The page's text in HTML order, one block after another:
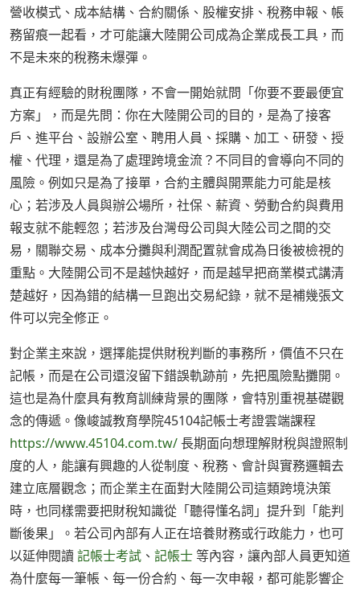
營收模式、成本結構、合約關係、股權安排、稅務申報、帳
務留痕一起看，才可能讓大陸開公司成為企業成長工具，而
不是未來的稅務未爆彈。
真正有經驗的財稅團隊，不會一開始就問「你要不要最便宜
方案」，而是先問：你在大陸開公司的目的，是為了接客
戶、進平台、設辦公室、聘用人員、採購、加工、研發、授
權、代理，還是為了處理跨境金流？不同目的會導向不同的
風險。例如只是為了接單，合約主體與開票能力可能是核
心；若涉及人員與辦公場所，社保、薪資、勞動合約與費用
報支就不能輕忽；若涉及台灣母公司與大陸公司之間的交
易，關聯交易、成本分攤與利潤配置就會成為日後被檢視的
重點。大陸開公司不是越快越好，而是越早把商業模式講清
楚越好，因為錯的結構一旦跑出交易紀錄，就不是補幾張文
件可以完全修正。
對企業主來說，選擇能提供財稅判斷的事務所，價值不只在
記帳，而是在公司還沒留下錯誤軌跡前，先把風險點攤開。
這也是為什麼具有教育訓練背景的團隊，會特別重視基礎觀
念的傳遞。像峻誠教育學院45104記帳士考證雲端課程
https://www.45104.com.tw/長期面向想理解財稅與證照制
度的人，能讓有興趣的人從制度、稅務、會計與實務邏輯去
建立底層觀念；而企業主在面對大陸開公司這類跨境決策
時，也同樣需要把財稅知識從「聽得懂名詞」提升到「能判
斷後果」。若公司內部有人正在培養財務或行政能力，也可
以延伸閱讀 記帳士考試 、 記帳士等內容，讓內部人員更知道
為什麼每一筆帳、每一份合約、每一次申報，都可能影響企